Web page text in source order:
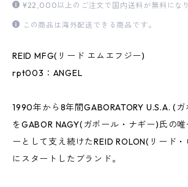
¥22,000以上のご注文で国内送料が無料になり
この商品は海外配送できる商品です。
REID MFG(リード エムエフジー)
rpt003：ANGEL
1990年から8年間GABORATORY U.S.A. (
をGABOR NAGY(ガボール・ナギー)氏の
ーとして支え続けたREID ROLON(リード
にスタートしたブランド。